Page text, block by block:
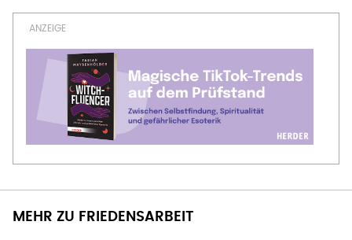
MEHR ZU FRIEDENSARBEIT